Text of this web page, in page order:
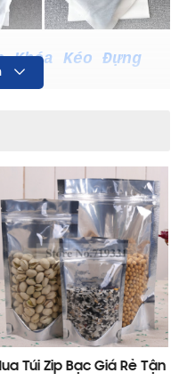
Kéo Đựng
Quả
sẽ, thơm tho.
áo, tiết kiệm
gian nhỏ như
lịch.
PVC cao
Túi Zip Bạc Giá Rẻ Tận